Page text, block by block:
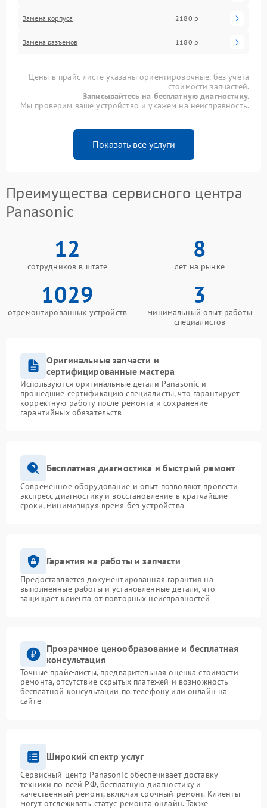
Замена корпуса 2180 р
Замена разъемов 1180 р
Цены в прайс-листе указаны ориентировочные, без учета
стоимости запчастей.
Записывайтесь на бесплатную диагностику.
Мы проверим ваше устройство и укажем на неисправность.
Показать все услуги
Преимущества сервисного центра
Panasonic
12
сотрудников в штате
8
лет на рынке
1029
отремонтированных устройств
3
минимальный опыт работы
специалистов
Оригинальные запчасти и
сертифицированные мастера
Используются оригинальные детали Panasonic и
прошедшие сертификацию специалисты, что гарантирует
корректную работу после ремонта и сохранение
гарантийных обязательств
Бесплатная диагностика и быстрый ремонт
Современное оборудование и опыт позволяют провести
экспресс-диагностику и восстановление в кратчайшие
сроки, минимизируя время без устройства
Гарантия на работы и запчасти
Предоставляется документированная гарантия на
выполненные работы и установленные детали, что
защищает клиента от повторных неисправностей
Прозрачное ценообразование и бесплатная
консультация
Точные прайс-листы, предварительная оценка стоимости
ремонта, отсутствие скрытых платежей и возможность
бесплатной консультации по телефону или онлайн на
сайте
Широкий спектр услуг
Сервисный центр Panasonic обеспечивает доставку
техники по всей РФ, бесплатную диагностику и
качественный ремонт, включая срочный ремонт. Клиенты
могут отслеживать статус ремонта онлайн. Также